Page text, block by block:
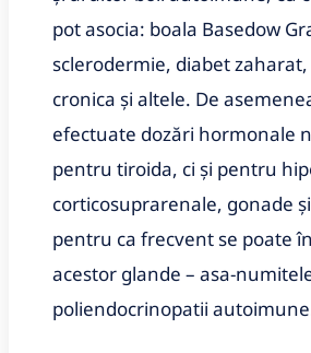
pot asocia: boala Basedow
sclerodermie, diabet
cronica și altele. De
efectuate dozări hormonale
pentru tiroida, ci și pentru
corticosuprarenale, gonade
pentru ca frecvent se poate
acestor glande – asa-
poliendocrinopatii